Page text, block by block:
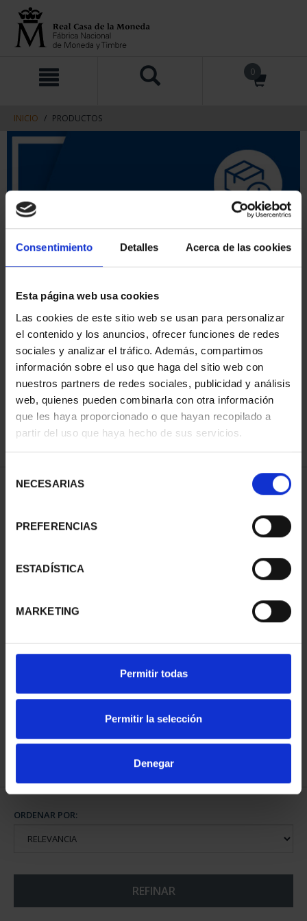
Consentimiento Detalles Acerca de las cookies
Esta página web usa cookies
Las cookies de este sitio web se usan para personalizar
el contenido y los anuncios, ofrecer funciones de redes
sociales y analizar el tráfico. Además, compartimos
información sobre el uso que haga del sitio web con
nuestros partners de redes sociales, publicidad y análisis
web, quienes pueden combinarla con otra información
que les haya proporcionado o que hayan recopilado a
partir del uso que haya hecho de sus servicios.
NECESARIAS
PREFERENCIAS
ESTADÍSTICA
MARKETING
Permitir todas
Permitir la selección
Denegar
contenido
navegacin
0
INICIO PRODUCTOS
ORDENAR POR:
REFINAR
1 Productos encontrados
CIUDADES PATRIMONIO
73,00 €
ORDENAR POR:
REFINAR